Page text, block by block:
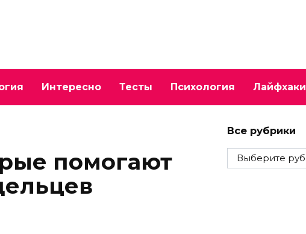
Интересно Тесты Психология Лайфхаки
помогают
Все рубрики
Все
рубрики